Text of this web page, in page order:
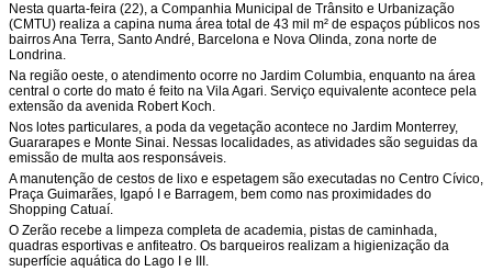
Nesta quarta-feira (22), a Companhia Municipal de Trânsito e Urbanização
(CMTU) realiza a capina numa área total de 43 mil m² de espaços públicos nos
bairros Ana Terra, Santo André, Barcelona e Nova Olinda, zona norte de
Londrina.
Na região oeste, o atendimento ocorre no Jardim Columbia, enquanto na área
central o corte do mato é feito na Vila Agari. Serviço equivalente acontece pela
extensão da avenida Robert Koch.
Nos lotes particulares, a poda da vegetação acontece no Jardim Monterrey,
Guararapes e Monte Sinai. Nessas localidades, as atividades são seguidas da
emissão de multa aos responsáveis.
A manutenção de cestos de lixo e espetagem são executadas no Centro Cívico,
Praça Guimarães, Igapó I e Barragem, bem como nas proximidades do
Shopping Catuaí.
O Zerão recebe a limpeza completa de academia, pistas de caminhada,
quadras esportivas e anfiteatro. Os barqueiros realizam a higienização da
superfície aquática do Lago I e III.